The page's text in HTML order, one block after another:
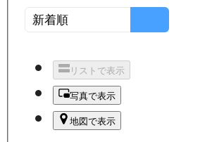
リストで表示
写真で表示
地図で表示